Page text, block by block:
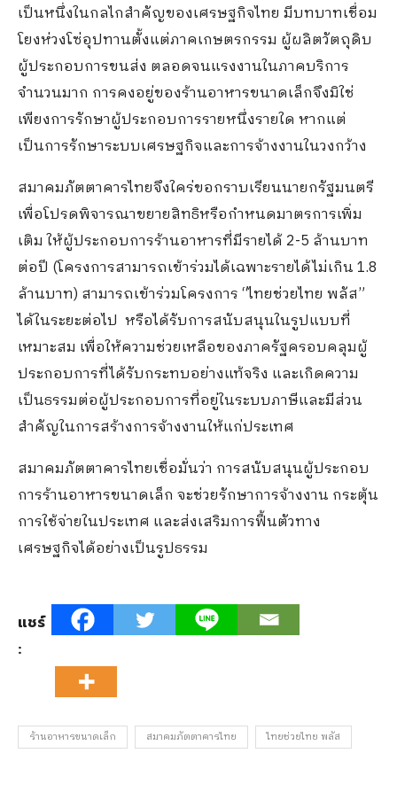
เป็นหนึ่งในกลไกสำคัญของเศรษฐกิจไทย มีบทบาทเชื่อม
โยงห่วงโซ่อุปทานตั้งแต่ภาคเกษตรกรรม ผู้ผลิตวัตถุดิบ
ผู้ประกอบการขนส่ง ตลอดจนแรงงานในภาคบริการ
จำนวนมาก การคงอยู่ของร้านอาหารขนาดเล็กจึงมิใช่
เพียงการรักษาผู้ประกอบการรายหนึ่งรายใด หากแต่
เป็นการรักษาระบบเศรษฐกิจและการจ้างงานในวงกว้าง
สมาคมภัตตาคารไทยจึงใคร่ขอกราบเรียนนายกรัฐมนตรี
เพื่อโปรดพิจารณาขยายสิทธิหรือกำหนดมาตรการเพิ่ม
เติม ให้ผู้ประกอบการร้านอาหารที่มีรายได้ 2-5 ล้านบาท
ต่อปี (โครงการสามารถเข้าร่วมได้เฉพาะรายได้ไม่เกิน 1.8
ล้านบาท) สามารถเข้าร่วมโครงการ “ไทยช่วยไทย พลัส”
ได้ในระยะต่อไป หรือได้รับการสนับสนุนในรูปแบบที่
เหมาะสม เพื่อให้ความช่วยเหลือของภาครัฐครอบคลุมผู้
ประกอบการที่ได้รับกระทบอย่างแท้จริง และเกิดความ
เป็นธรรมต่อผู้ประกอบการที่อยู่ในระบบภาษีและมีส่วน
สำคัญในการสร้างการจ้างงานให้แก่ประเทศ
สมาคมภัตตาคารไทยเชื่อมั่นว่า การสนับสนุนผู้ประกอบ
การร้านอาหารขนาดเล็ก จะช่วยรักษาการจ้างงาน กระตุ้น
การใช้จ่ายในประเทศ และส่งเสริมการฟื้นตัวทาง
เศรษฐกิจได้อย่างเป็นรูปธรรม
แชร์
:
ร้านอาหารขนาดเล็ก สมาคมภัตตาคารไทย ไทยช่วยไทย พลัส